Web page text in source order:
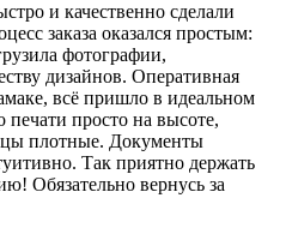
и качественно сделали
заказа оказался простым:
фотографии,
дизайнов. Оперативная
всё пришло в идеальном
печати просто на высоте,
плотные. Документы
Так приятно держать
Обязательно вернусь за